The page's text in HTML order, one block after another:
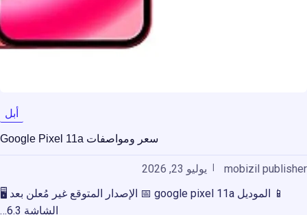
أبل
سعر ومواصفات Google Pixel 11a
mobizil publisher
يوليو 23, 2026
📱 الموديل google pixel 11a 📅 الإصدار المتوقع غير مُعلن بعد 🖥️
الشاشة 6.3…